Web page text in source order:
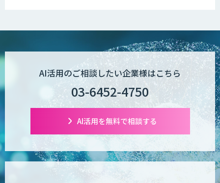
AI Worker
【営業特化】AIエージェント構築サービ
ス
TIGEREYE AGENT
AI活用のご相談したい企業様はこちら
03-6452-4750
AI活用を無料で相談する